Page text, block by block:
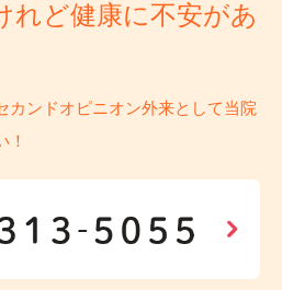
れど健康に不安があ
カンドオピニオン外来として当院
！